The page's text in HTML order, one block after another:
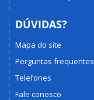
DÚVIDAS?
Mapa do site
Perguntas frequentes
Telefones
Fale conosco